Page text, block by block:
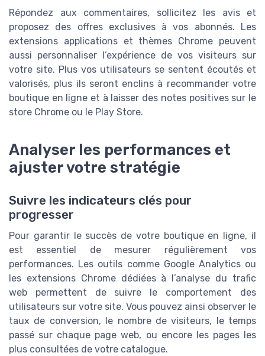
Répondez aux commentaires, sollicitez les avis et
proposez des offres exclusives à vos abonnés. Les
extensions applications et thèmes Chrome peuvent
aussi personnaliser l’expérience de vos visiteurs sur
votre site. Plus vos utilisateurs se sentent écoutés et
valorisés, plus ils seront enclins à recommander votre
boutique en ligne et à laisser des notes positives sur le
store Chrome ou le Play Store.
Analyser les performances et
ajuster votre stratégie
Suivre les indicateurs clés pour
progresser
Pour garantir le succès de votre boutique en ligne, il
est essentiel de mesurer régulièrement vos
performances. Les outils comme Google Analytics ou
les extensions Chrome dédiées à l’analyse du trafic
web permettent de suivre le comportement des
utilisateurs sur votre site. Vous pouvez ainsi observer le
taux de conversion, le nombre de visiteurs, le temps
passé sur chaque page web, ou encore les pages les
plus consultées de votre catalogue.